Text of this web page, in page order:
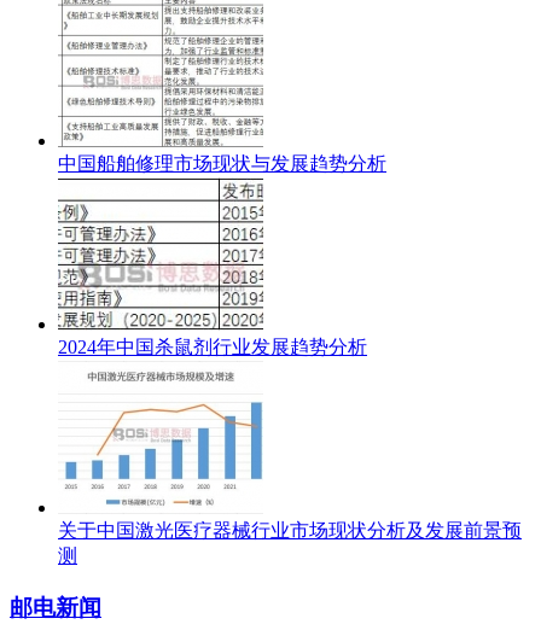
中国船舶修理市场现状与发展趋势分析
2024年中国杀鼠剂行业发展趋势分析
关于中国激光医疗器械行业市场现状分析及发展前景预
测
邮电新闻